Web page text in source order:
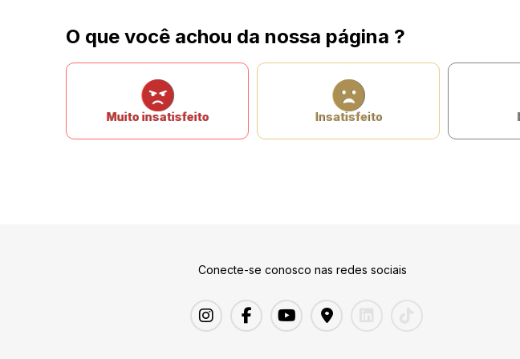
O que você achou da nossa página ?
Muito insatisfeito Insatisfeito
Conecte-se conosco nas redes sociais